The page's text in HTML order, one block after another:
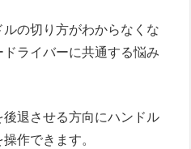
の切り方がわからなくな
ライバーに共通する悩み
退させる方向にハンドル
作できます。